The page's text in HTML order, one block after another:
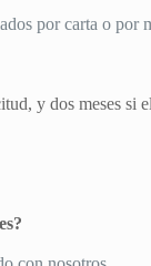
por carta o
y dos meses